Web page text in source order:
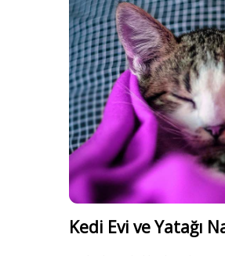
Kedi Evi ve Yatağı